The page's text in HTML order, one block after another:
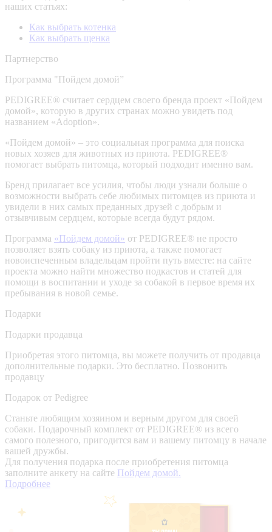
наших статьях:
Как выбрать котенка
Как выбрать щенка
Партнерство
Программа "Пойдем домой”
PEDIGREE® считает сердцем своего бренда проект «Пойдем
домой», которую в других странах можно увидеть под
названием «Adoption».
«Пойдем домой» – это социальная программа для поиска
новых хозяев для животных из приюта. PEDIGREE®
помогает выбрать питомца, который подходит именно вам.
Бренд прилагает все усилия, чтобы люди узнали больше о
возможности выбрать себе любимых питомцев из приюта и
увидели в них самых преданных друзей с добрым и
отзывчивым сердцем, которые всегда будут рядом.
Программа «Пойдем домой» от PEDIGREE® не просто
позволяет взять собаку из приюта, а также помогает
новоиспеченным владельцам пройти путь вместе: на сайте
проекта можно найти множество подкастов и статей для
помощи в воспитании и уходе за собакой в первое время их
пребывания в новой семье.
Подарки
Подарки продавца
Приобретая этого питомца, вы можете получить от продавца
дополнительные подарки. Это бесплатно. Позвонить
продавцу
Подарок от Pedigree
Станьте любящим хозяином и верным другом для своей
собаки. Подарочный комплект от PEDIGREE® из всего
самого полезного, пригодится вам и вашему питомцу в начале
вашей дружбы.
Для получения подарка после приобретения питомца
заполните анкету на сайте Пойдем домой.
Подробнее